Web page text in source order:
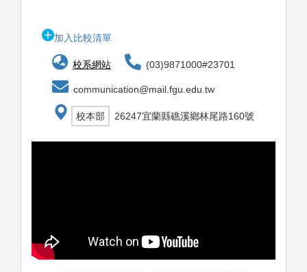
加入比較清單
校系網站 (03)9871000#23701
communication@mail.fgu.edu.tw
校本部 26247宜蘭縣礁溪鄉林尾路160號